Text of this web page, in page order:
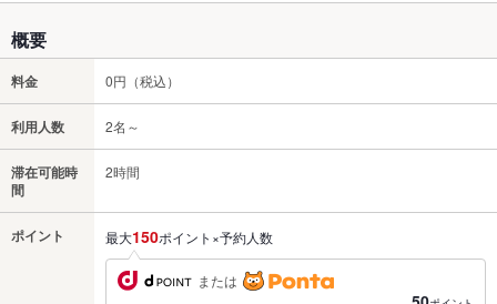
概要
料金 0円（税込）
利用人数 2名～
滞在可能時
間
2時間
ポイント 最大150ポイント×予約人数
または